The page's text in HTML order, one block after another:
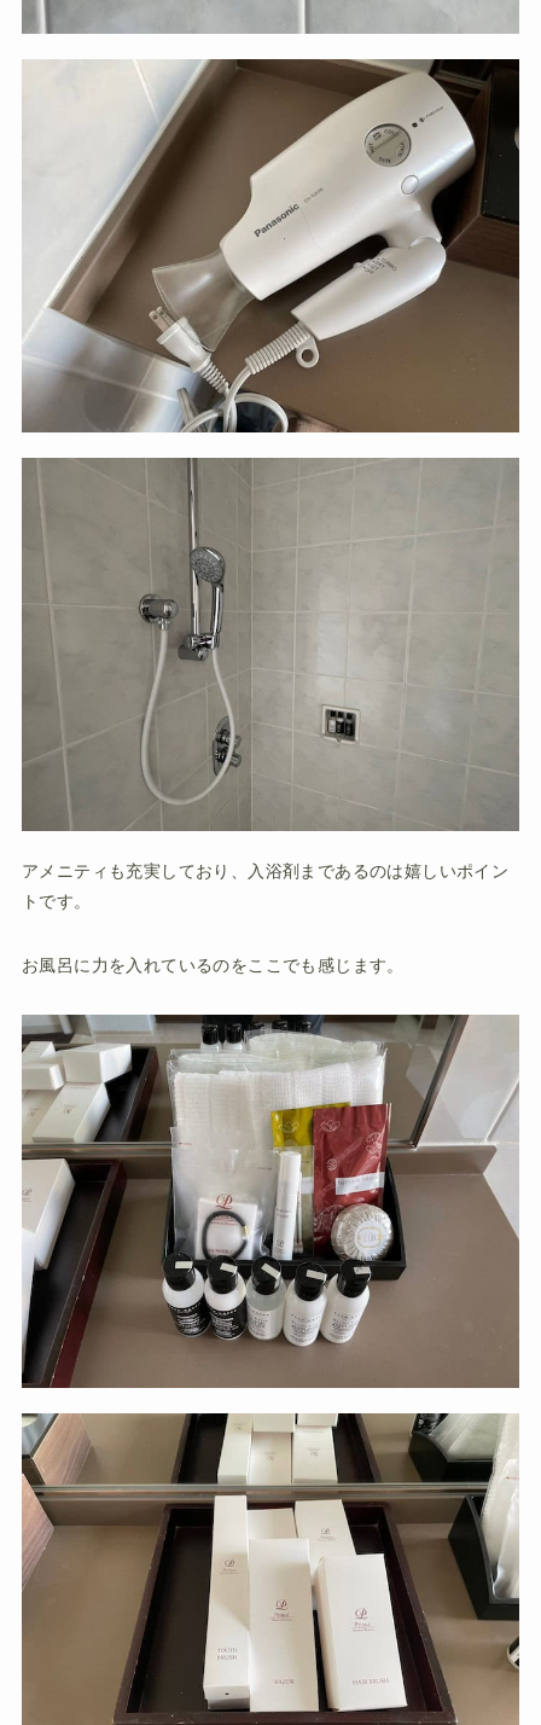
アメニティも充実しており、入浴剤まであるのは嬉しいポイン
トです。
お風呂に力を入れているのをここでも感じます。